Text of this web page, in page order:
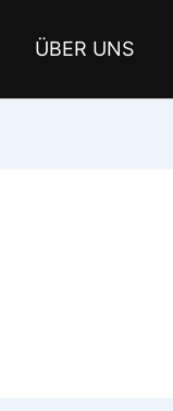
ÜBER UNS